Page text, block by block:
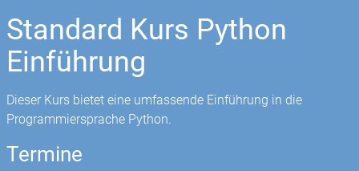
Standard Kurs Python
Einführung
Dieser Kurs bietet eine umfassende Einführung in die
Programmiersprache Python.
Termine